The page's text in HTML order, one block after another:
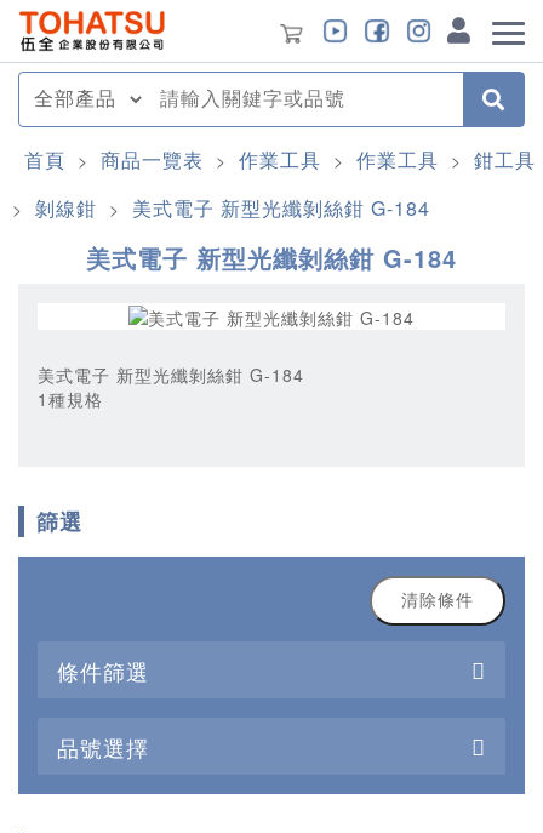
首頁 > 商品一覽表 > 作業工具 > 作業工具 > 鉗工具
> 剝線鉗 > 美式電子 新型光纖剝絲鉗 G-184
美式電子 新型光纖剝絲鉗 G-184
美式電子 新型光纖剝絲鉗 G-184
1種規格
篩選
清除條件
條件篩選
品號選擇